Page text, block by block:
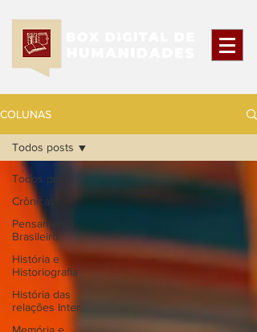
COLUNAS
Todos posts
Crônicas
Pensamento
Brasileiro
História e
Historiografia
História das
relações Inter.
Todos posts